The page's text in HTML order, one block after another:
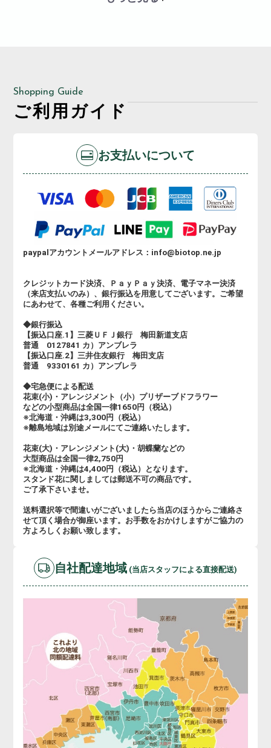
Shopping Guide
ご利用ガイド
お支払いについて
paypalアカウントメールアドレス：info@biotop.ne.jp
クレジットカード決済、ＰａｙＰａｙ決済、電子マネー決済
（来店支払いのみ）、銀行振込を用意してございます。ご希望
にあわせて、各種ご利用ください。
◆銀行振込
【振込口座.1】三菱ＵＦＪ銀行 梅田新道支店
普通 0127841 カ）アンブレラ
【振込口座.2】三井住友銀行 梅田支店
普通 9330161 カ）アンブレラ
◆宅急便による配送
花束(小)・アレンジメント（小）プリザーブドフラワー
などの小型商品は全国一律1650円（税込）
※北海道・沖縄は3,300円（税込）
※離島地域は別途メールにてご連絡いたします。
花束(大)・アレンジメント(大)・胡蝶蘭などの
大型商品は全国一律2,750円
※北海道・沖縄は4,400円（税込）となります。
スタンド花に関しましては郵送不可の商品です。
ご了承下さいませ。
送料選択等で間違いがございましたら当店のほうからご連絡さ
せて頂く場合が御座います。お手数をおかけしますがご協力の
方よろしくお願い致します。
自社配達地域 (当店スタッフによる直接配送)